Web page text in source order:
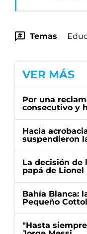
Temas
VER MÁS
Por una
consecutivo y
Hacía
suspendieron
La decisión de
papá de Lionel
Bahía Blanca:
Pequeño
"Hasta